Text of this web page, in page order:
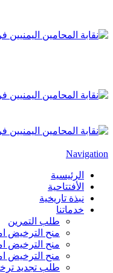
Navigation
الرئيسية
الأفتتاحية
نبذة تاريخية
خدماتنا
طلب التمرين
منح الترخيض
منح الترخيض
منح الترخيض
طلب تجديد